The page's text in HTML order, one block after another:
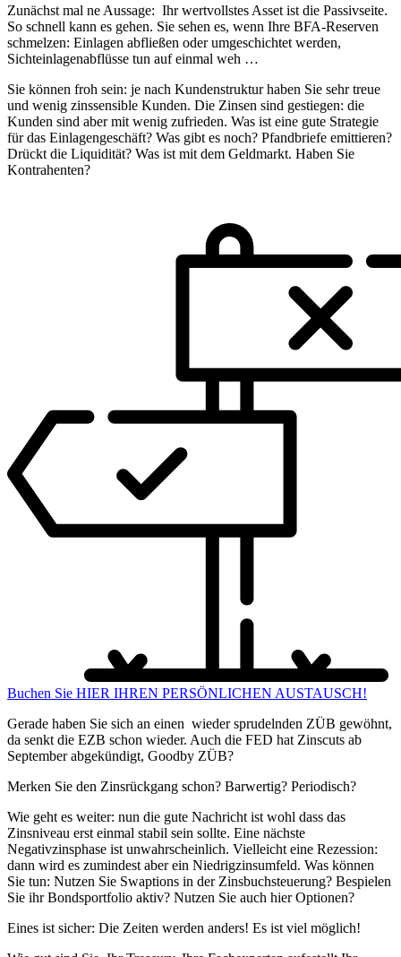
Zunächst mal ne Aussage: Ihr wertvollstes Asset ist die Passivseite.
So schnell kann es gehen. Sie sehen es, wenn Ihre BFA-Reserven
schmelzen: Einlagen abfließen oder umgeschichtet werden,
Sichteinlagenabflüsse tun auf einmal weh …
Sie können froh sein: je nach Kundenstruktur haben Sie sehr treue
und wenig zinssensible Kunden. Die Zinsen sind gestiegen: die
Kunden sind aber mit wenig zufrieden. Was ist eine gute Strategie
für das Einlagengeschäft? Was gibt es noch? Pfandbriefe emittieren?
Drückt die Liquidität? Was ist mit dem Geldmarkt. Haben Sie
Kontrahenten?
Buchen Sie HIER IHREN PERSÖNLICHEN AUSTAUSCH!
Gerade haben Sie sich an einen wieder sprudelnden ZÜB gewöhnt,
da senkt die EZB schon wieder. Auch die FED hat Zinscuts ab
September abgekündigt, Goodby ZÜB?
Merken Sie den Zinsrückgang schon? Barwertig? Periodisch?
Wie geht es weiter: nun die gute Nachricht ist wohl dass das
Zinsniveau erst einmal stabil sein sollte. Eine nächste
Negativzinsphase ist unwahrscheinlich. Vielleicht eine Rezession:
dann wird es zumindest aber ein Niedrigzinsumfeld. Was können
Sie tun: Nutzen Sie Swaptions in der Zinsbuchsteuerung? Bespielen
Sie ihr Bondsportfolio aktiv? Nutzen Sie auch hier Optionen?
Eines ist sicher: Die Zeiten werden anders! Es ist viel möglich!